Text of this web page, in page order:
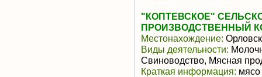
"КОПТЕВСКОЕ"
ПРОИЗВОДСТВЕННЫЙ
Местонахождение:
Виды деятельности:
Свиноводство, Мясная
Краткая информация: мясо